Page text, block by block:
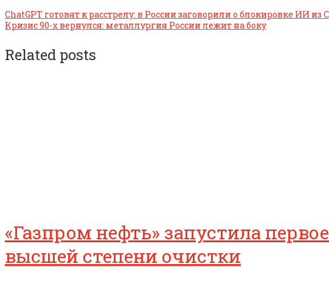
ChatGPT готовят к расстрелу: в России заговорили о блокировке ИИ из
Кризис 90-х вернулся: металлургия России лежит на боку
Related posts
«Газпром нефть» запустила
высшей степени очистки